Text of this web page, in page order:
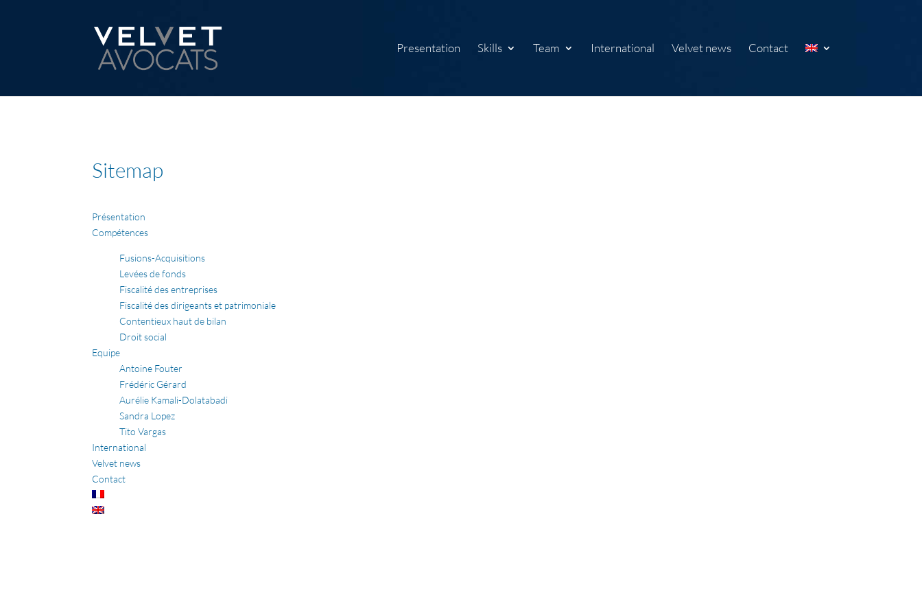
Presentation Skills Team International Velvet news Contact
Sitemap
Présentation
Compétences
Fusions-Acquisitions
Levées de fonds
Fiscalité des entreprises
Fiscalité des dirigeants et patrimoniale
Contentieux haut de bilan
Droit social
Equipe
Antoine Fouter
Frédéric Gérard
Aurélie Kamali-Dolatabadi
Sandra Lopez
Tito Vargas
International
Velvet news
Contact